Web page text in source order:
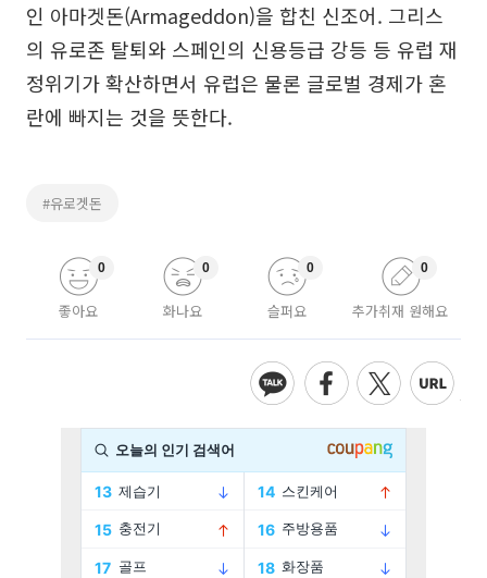
인 아마겟돈(Armageddon)을 합친 신조어. 그리스
의 유로존 탈퇴와 스페인의 신용등급 강등 등 유럽 재
정위기가 확산하면서 유럽은 물론 글로벌 경제가 혼
란에 빠지는 것을 뜻한다.
#유로겟돈
좋아요
0
화나요
0
슬퍼요
0
추가취재 원해요
0